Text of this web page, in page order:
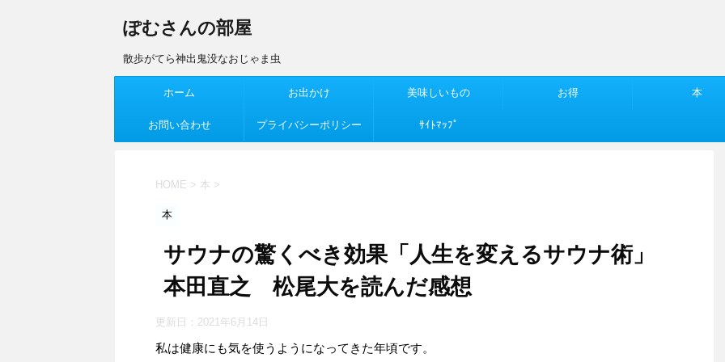
ぽむさんの部屋
散歩がてら神出鬼没なおじゃま虫
ホーム お出かけ 美味しいもの お得 本
お問い合わせ プライバシーポリシー ｻｲﾄﾏｯﾌﾟ
HOME > 本 >
本
サウナの驚くべき効果「人生を変えるサウナ術」
本田直之 松尾大を読んだ感想
更新日： 2021年6月14日
私は健康にも気を使うようになってきた年頃です。